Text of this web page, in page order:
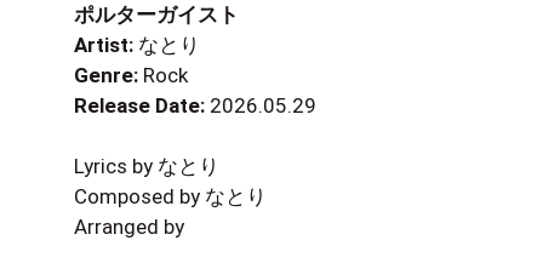
ポルターガイスト
Artist: なとり
Genre: Rock
Release Date: 2026.05.29
Lyrics by なとり
Composed by なとり
Arranged by